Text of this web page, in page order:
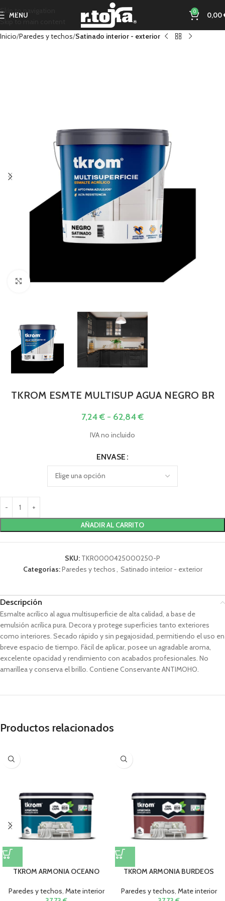
Skip to navigation
Skip to main content
MENU 0 0,00
Inicio Paredes y techos Satinado interior - exterior
Click to enlarge
TKROM ESMTE MULTISUP AGUA NEGRO BR
7,24€ - 62,84€
IVA no incluido
ENVASE
AÑADIR AL CARRITO
SKU: TKR0000425000250-P
Categorías:Paredes y techos, Satinado interior - exterior
Descripción
Esmalte acrílico al agua multisuperficie de alta calidad, a base de
emulsión acrílica pura. Decora y protege superficies tanto exteriores
como interiores. Secado rápido y sin pegajosidad, permitiendo el uso en
breve espacio de tiempo. Fácil de aplicar, posee un agradable aroma,
excelente opacidad y rendimiento con acabados profesionales. No
amarillea y conserva el brillo. Contiene Conservante ANTIMOHO.
Productos relacionados
TKROM ARMONIA OCEANO
Paredes y techos, Mate interior
TKROM ARMONIA BURDEOS
Paredes y techos, Mate interior